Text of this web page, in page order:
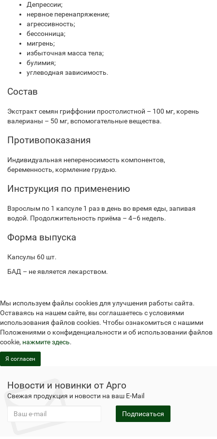
Депрессии;
нервное перенапряжение;
агрессивность;
бессонница;
мигрень;
избыточная масса тела;
булимия;
углеводная зависимость.
Состав
Экстракт семян гриффонии простолистной – 100 мг, корень
валерианы – 50 мг, вспомогательные вещества.
Противопоказания
Индивидуальная непереносимость компонентов,
беременность, кормление грудью.
Инструкция по применению
Взрослым по 1 капсуле 1 раз в день во время еды, запивая
водой. Продолжительность приёма – 4–6 недель.
Форма выпуска
Капсулы 60 шт.
БАД – не является лекарством.
Мы используем файлы cookies для улучшения работы сайта.
Оставаясь на нашем сайте, вы соглашаетесь с условиями
использования файлов cookies. Чтобы ознакомиться с нашими
Положениями о конфиденциальности и об использовании файлов
cookie, нажмите здесь.
Я согласен
Новости и новинки от Арго
Свежая продукция и новости на ваш E-Mail
Подписаться